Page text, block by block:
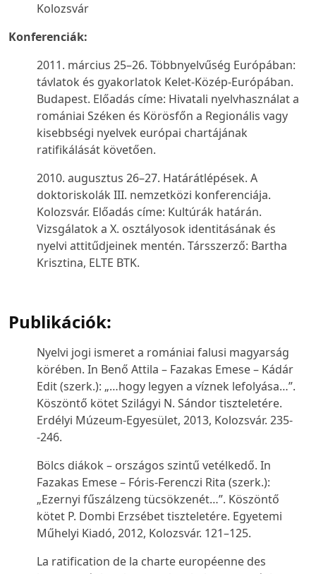
Kolozsvár
Konferenciák:
2011. március 25–26. Többnyelvűség Európában:
távlatok és gyakorlatok Kelet-Közép-Európában.
Budapest. Előadás címe: Hivatali nyelvhasználat a
romániai Széken és Körösfőn a Regionális vagy
kisebbségi nyelvek európai chartájának
ratifikálását követően.
2010. augusztus 26–27. Határátlépések. A
doktoriskolák III. nemzetközi konferenciája.
Kolozsvár. Előadás címe: Kultúrák határán.
Vizsgálatok a X. osztályosok identitásának és
nyelvi attitűdjeinek mentén. Társszerző: Bartha
Krisztina, ELTE BTK.
Publikációk:
Nyelvi jogi ismeret a romániai falusi magyarság
körében. In Benő Attila – Fazakas Emese – Kádár
Edit (szerk.): „…hogy legyen a víznek lefolyása…”.
Köszöntő kötet Szilágyi N. Sándor tiszteletére.
Erdélyi Múzeum-Egyesület, 2013, Kolozsvár. 235-
-246.
Bölcs diákok – országos szintű vetélkedő. In
Fazakas Emese – Fóris-Ferenczi Rita (szerk.):
„Ezernyi fűszálzeng tücsökzenét…”. Köszöntő
kötet P. Dombi Erzsébet tiszteletére. Egyetemi
Műhelyi Kiadó, 2012, Kolozsvár. 121–125.
La ratification de la charte européenne des